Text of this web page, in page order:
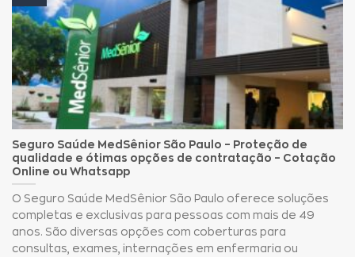
Seguro Saúde MedSênior São Paulo – Proteção de
qualidade e ótimas opções de contratação – Cotação
Online ou Whatsapp
O Seguro Saúde MedSênior São Paulo oferece soluções
completas e exclusivas para pessoas com mais de 49
anos. São diversas opções com coberturas para
consultas, exames, internações em enfermaria ou